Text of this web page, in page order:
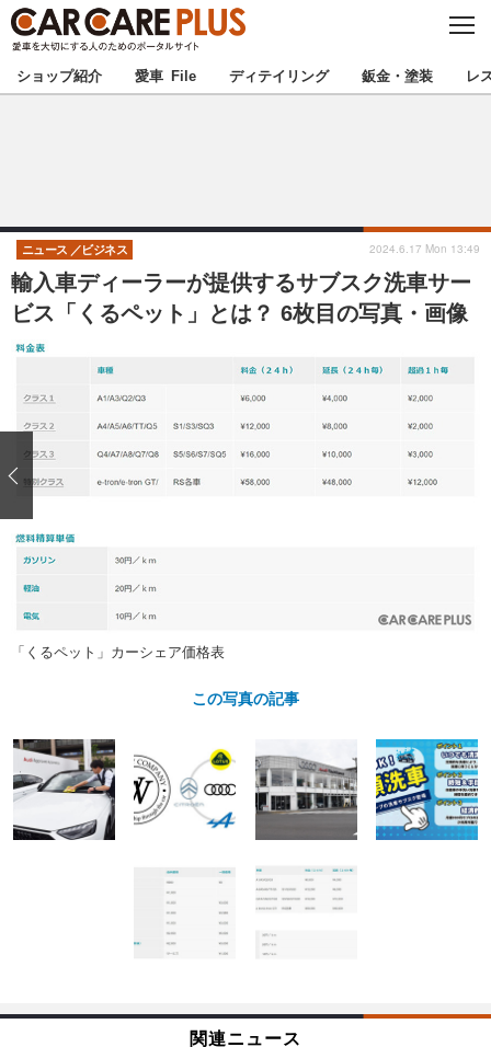
C
S
E
★カーケアプラス認定★ 厳選プロショップを地域から探す
甲信越 北陸
東海 関西
九州 沖縄
注目の記事
鈑金・塗装
ディテイリング
ヘッドライト磨き
鈑金・塗装
小キズ直し
特集記事
ェクト
インタビュー
イベント告知 イベントレポート
ショップ紹介 愛車 File ディテイリング 鈑金・塗装 レ
輸入車ディーラーが提供するサブスク洗車サー
ビス「くるペット」とは？ 6枚目の写真・画像
ニュース ビジネス 2024.6.17 Mon 13:49
「くるペット」カーシェア価格表
この写真の記事
関連ニュース